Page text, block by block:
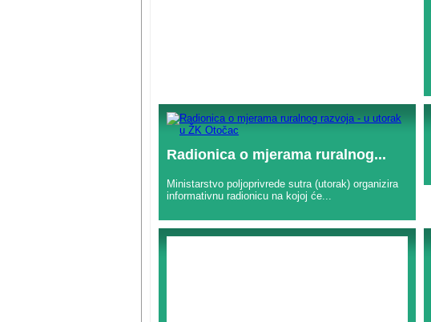
Radionica o mjerama ruralnog...
Ministarstvo poljoprivrede sutra (utorak) organizira
informativnu radionicu na kojoj će...